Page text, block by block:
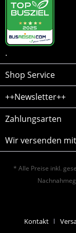
.
Shop Service
++Newsletter++
Zahlungsarten
Wir versenden mit
* Alle Preise inkl.
Kontakt